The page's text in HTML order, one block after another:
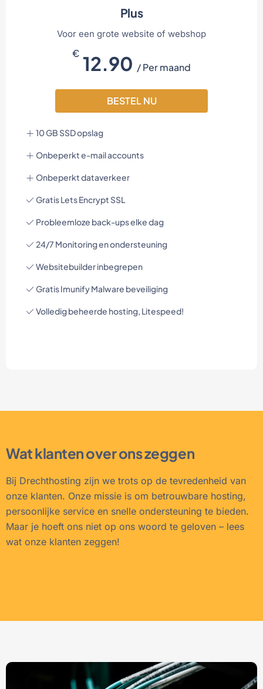
Plus
Voor een grote website of webshop
€ 12.90 / Per maand
BESTEL NU
10 GB SSD opslag
Onbeperkt e-mail accounts
Onbeperkt dataverkeer
Gratis Lets Encrypt SSL
Probleemloze back-ups elke dag
24/7 Monitoring en ondersteuning
Websitebuilder inbegrepen
Gratis Imunify Malware beveiliging
Volledig beheerde hosting, Litespeed!
Wat klanten over ons zeggen
Bij Drechthosting zijn we trots op de tevredenheid van
onze klanten. Onze missie is om betrouwbare hosting,
persoonlijke service en snelle ondersteuning te bieden.
Maar je hoeft ons niet op ons woord te geloven – lees
wat onze klanten zeggen!